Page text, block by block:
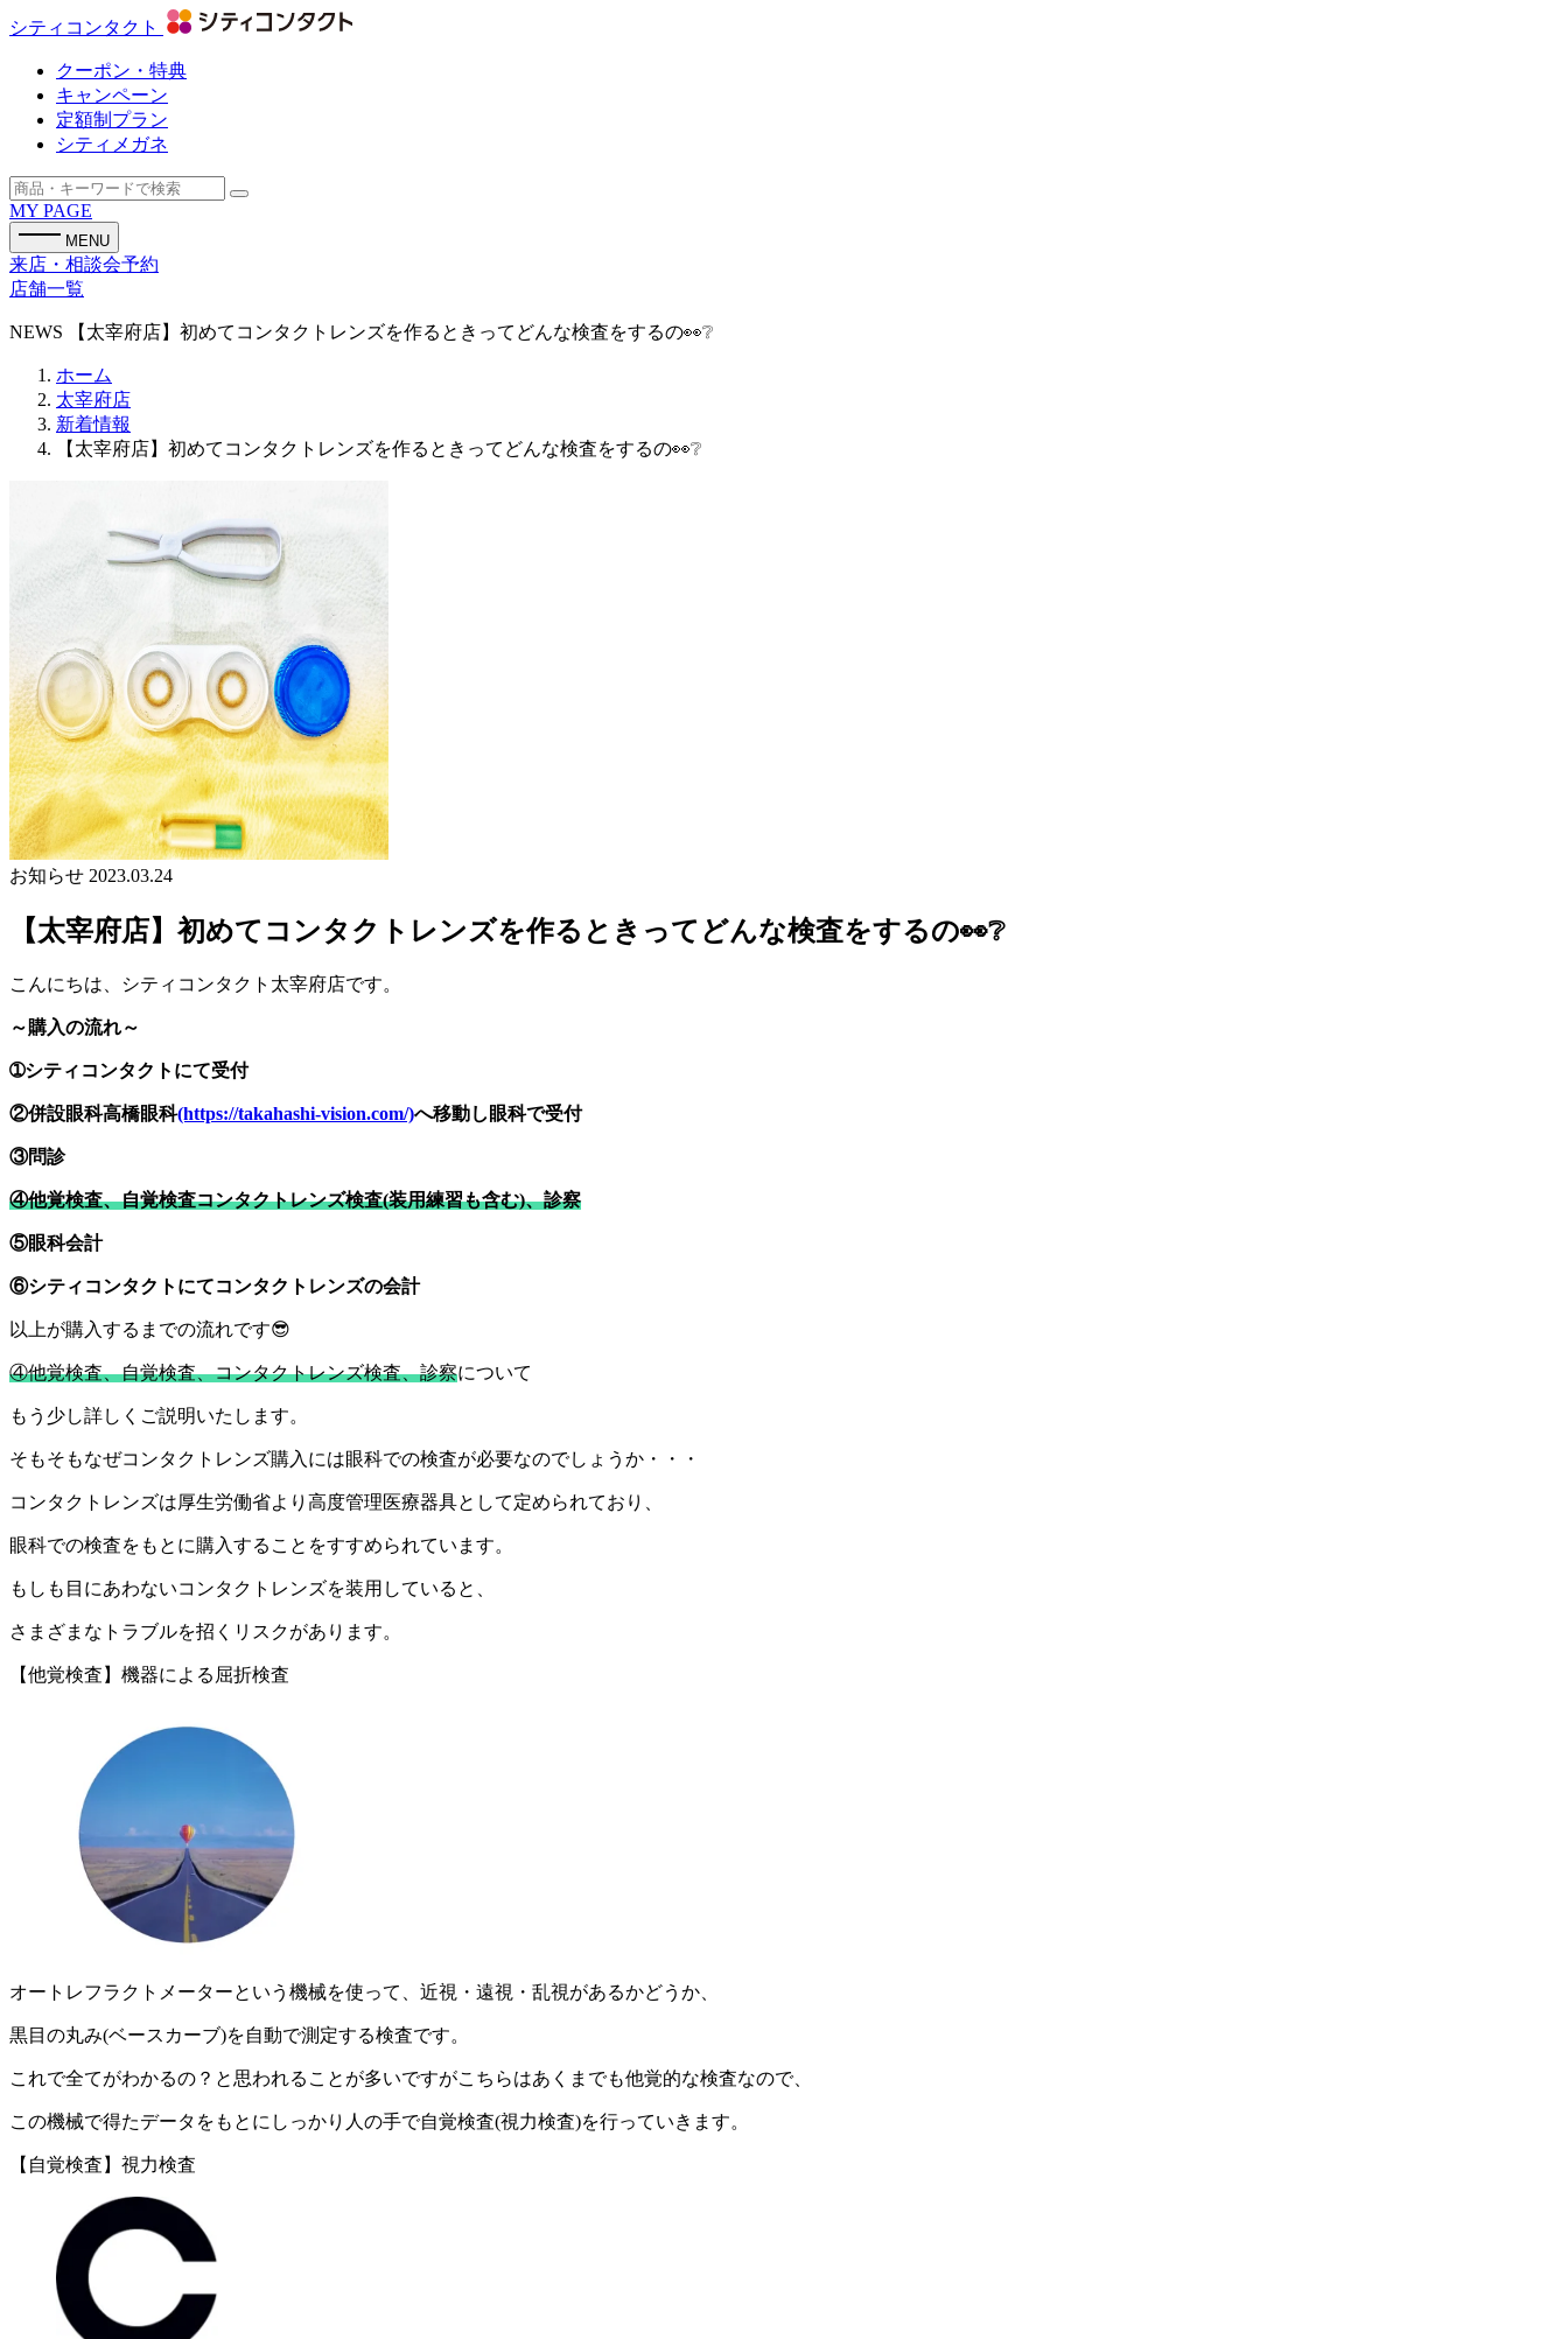
シティコンタクト
クーポン・特典
キャンペーン
定額制プラン
シティメガネ
MY PAGE
MENU
来店・相談会予約
店舗一覧
NEWS 【太宰府店】初めてコンタクトレンズを作るときってどんな検査をするの👀❔
ホーム
太宰府店
新着情報
【太宰府店】初めてコンタクトレンズを作るときってどんな検査をするの👀❔
お知らせ 2023.03.24
【太宰府店】初めてコンタクトレンズを作るときってどんな検査をするの👀❔
こんにちは、シティコンタクト太宰府店です。
～購入の流れ～
➀シティコンタクトにて受付
②併設眼科高橋眼科(https://takahashi-vision.com/)へ移動し眼科で受付
③問診
④他覚検査、自覚検査コンタクトレンズ検査(装用練習も含む)、診察
⑤眼科会計
⑥シティコンタクトにてコンタクトレンズの会計
以上が購入するまでの流れです😎
④他覚検査、自覚検査、コンタクトレンズ検査、診察について
もう少し詳しくご説明いたします。
そもそもなぜコンタクトレンズ購入には眼科での検査が必要なのでしょうか・・・
コンタクトレンズは厚生労働省より高度管理医療器具として定められており、
眼科での検査をもとに購入することをすすめられています。
もしも目にあわないコンタクトレンズを装用していると、
さまざまなトラブルを招くリスクがあります。
【他覚検査】機器による屈折検査
オートレフラクトメーターという機械を使って、近視・遠視・乱視があるかどうか、
黒目の丸み(ベースカーブ)を自動で測定する検査です。
これで全てがわかるの？と思われることが多いですがこちらはあくまでも他覚的な検査なので、
この機械で得たデータをもとにしっかり人の手で自覚検査(視力検査)を行っていきます。
【自覚検査】視力検査